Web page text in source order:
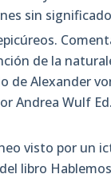
sin
de la
de Alexander
Andrea Wulf
visto por un
libro